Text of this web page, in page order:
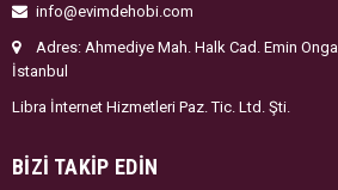
info@evimdehobi.com
Adres: Ahmediye Mah. Halk Cad. Emin
İstanbul
Libra İnternet Hizmetleri Paz. Tic. Ltd. Şti.
BIZI TAKIP EDIN